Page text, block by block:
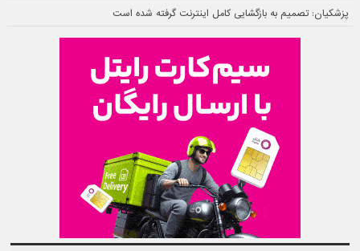
پزشکیان: تصمیم به بازگشایی کامل اینترنت گرفته شده است